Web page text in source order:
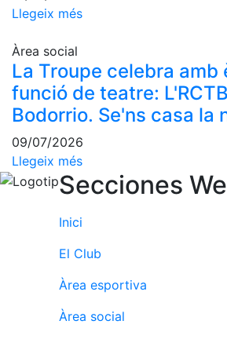
Normativa
Restaurants
Restaurant
L'Snack
Casa Arilla
Chill Out
Bar
Patrocinadors
socials
Llegeix més
Àrea social
La Troupe celebra amb
funció de teatre:
Bodorrio. Se'ns casa la
09/07/2026
Llegeix més
Secciones
Inici
El Club
Àrea esportiva
Àrea social